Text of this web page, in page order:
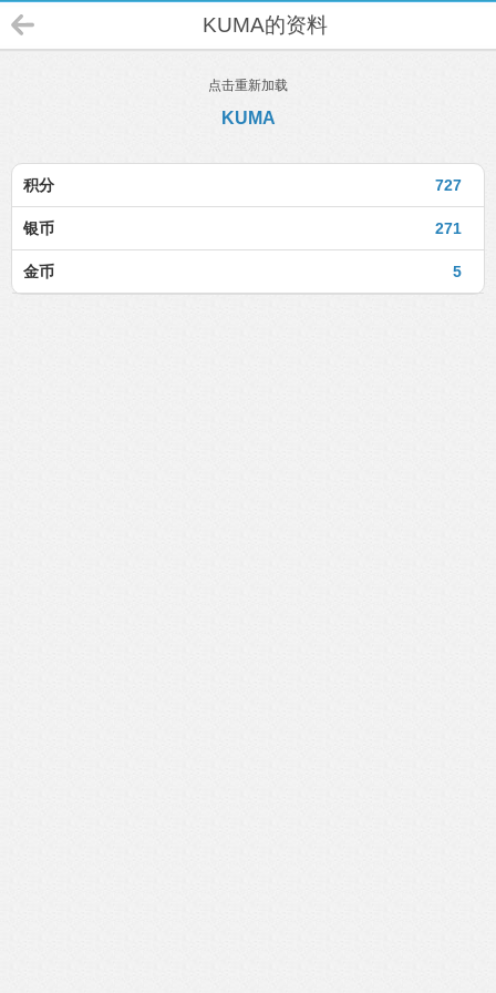
KUMA的资料
点击重新加载
KUMA
727
积分
271
银币
5
金币